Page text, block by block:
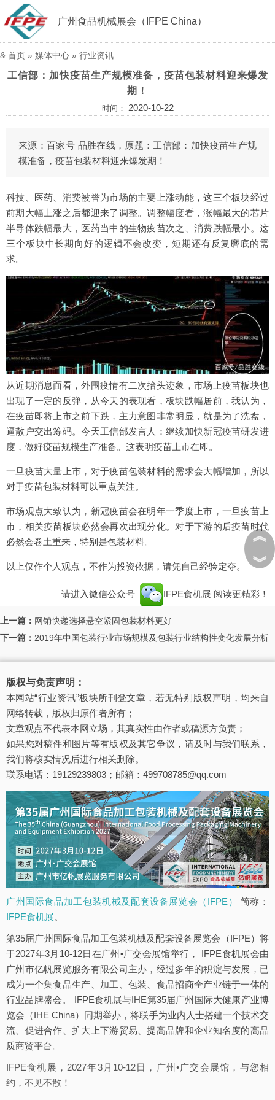
广州食品机械展会（IFPE China）
& 首页 » 媒体中心 » 行业资讯
工信部：加快疫苗生产规模准备，疫苗包装材料迎来爆发
期！
时间： 2020-10-22
来源：百家号 品胜在线，原题：工信部：加快疫苗生产规
模准备，疫苗包装材料迎来爆发期！
科技、医药、消费被誉为市场的主要上涨动能，这三个板块经过
前期大幅上涨之后都迎来了调整。调整幅度看，涨幅最大的芯片
半导体跌幅最大，医药当中的生物疫苗次之、消费跌幅最小。这
三个板块中长期向好的逻辑不会改变，短期还有反复磨底的需
求。
从近期消息面看，外围疫情有二次抬头迹象，市场上疫苗板块也
出现了一定的反弹，从今天的表现看，板块跌幅居前，我认为，
在疫苗即将上市之前下跌，主力意图非常明显，就是为了洗盘，
逼散户交出筹码。今天工信部发言人：继续加快新冠疫苗研发进
度，做好疫苗规模生产准备。这表明疫苗上市在即。
一旦疫苗大量上市，对于疫苗包装材料的需求会大幅增加，所以
对于疫苗包装材料可以重点关注。
市场观点大致认为，新冠疫苗会在明年一季度上市，一旦疫苗上
市，相关疫苗板块必然会再次出现分化。对于下游的后疫苗时代
必然会卷土重来，特别是包装材料。
以上仅作个人观点，不作为投资依据，请凭自己经验定夺。
请进入微信公众号 IFPE食机展 阅读更精彩！
上一篇： 网销快递选择悬空紧固包装材料更好
下一篇： 2019年中国包装行业市场规模及包装行业结构性变化发展分析
版权与免责声明：
本网站“行业资讯”板块所刊登文章，若无特别版权声明，均来自
网络转载，版权归原作者所有；
文章观点不代表本网立场，其真实性由作者或稿源方负责；
如果您对稿件和图片等有版权及其它争议，请及时与我们联系，
我们将核实情况后进行相关删除。
联系电话：19129239803；邮箱：499708785@qq.com
广州国际食品加工包装机械及配套设备展览会（IFPE）
简称：
IFPE食机展。
第35届广州国际食品加工包装机械及配套设备展览会（IFPE）将
于2027年3月10-12日在广州•广交会展馆举行， IFPE食机展会由
广州市亿帆展览服务有限公司主办，经过多年的积淀与发展，已
成为一个集食品生产、加工、包装、食品招商全产业链于一体的
行业品牌盛会。 IFPE食机展与IHE第35届广州国际大健康产业博
览会（IHE China）同期举办，将联手为业内人士搭建一个技术交
流、促进合作、扩大上下游贸易、提高品牌和企业知名度的高品
质商贸平台。
IFPE食机展，2027年3月10-12日，广州•广交会展馆，与您相
约，不见不散！
︽
︾